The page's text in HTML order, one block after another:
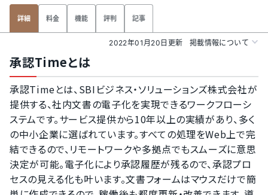
詳細 料金 機能 評判 記事
2022年01月20日更新 掲載情報について
承認Timeとは
承認Timeとは、SBIビジネス・ソリューションズ株式会社が
提供する、社内文書の電子化を実現できるワークフローシ
ステムです。サービス提供から10年以上の実績があり、多く
の中小企業に選ばれています。すべての処理をWeb上で完
結できるので、リモートワークや多拠点でもスムーズに意思
決定が可能。電子化により承認履歴が残るので、承認プロ
セスの見える化も叶います。文書フォームはマウスだけで簡